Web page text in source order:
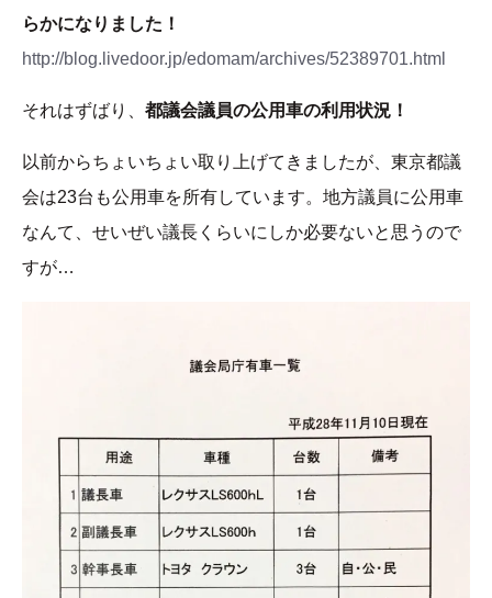
らかになりました！
http://blog.livedoor.jp/edomam/archives/52389701.html
それはずばり、 都議会議員の公用車の利用状況！
以前からちょいちょい取り上げてきましたが、東京都議
会は23台も公用車を所有しています。地方議員に公用車
なんて、せいぜい議長くらいにしか必要ないと思うので
すが…